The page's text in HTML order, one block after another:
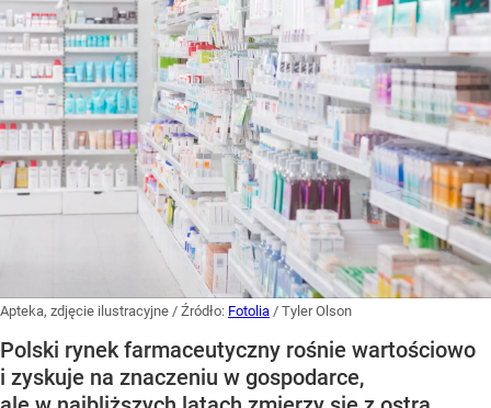
Apteka, zdjęcie ilustracyjne / Źródło: Fotolia / Tyler Olson
Polski rynek farmaceutyczny rośnie wartościowo
i zyskuje na znaczeniu w gospodarce,